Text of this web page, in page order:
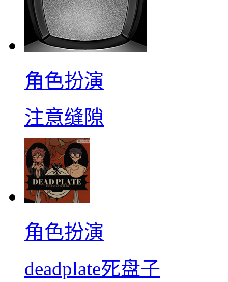
角色扮演
注意缝隙
角色扮演
deadplate死盘子